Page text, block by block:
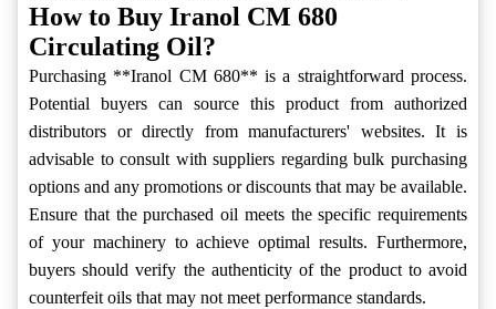
How to Buy Iranol CM 680
Circulating Oil?
Purchasing **Iranol CM 680** is a straightforward process.
Potential buyers can source this product from authorized
distributors or directly from manufacturers' websites. It is
advisable to consult with suppliers regarding bulk purchasing
options and any promotions or discounts that may be available.
Ensure that the purchased oil meets the specific requirements
of your machinery to achieve optimal results. Furthermore,
buyers should verify the authenticity of the product to avoid
counterfeit oils that may not meet performance standards.